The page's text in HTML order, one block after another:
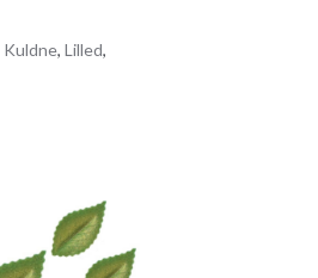
Kuldne, Lilled,